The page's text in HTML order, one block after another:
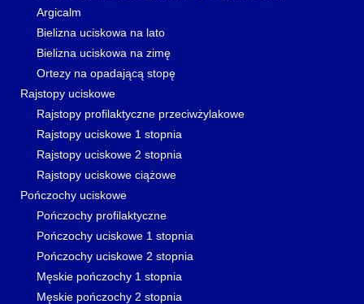
Argicalm
Bielizna uciskowa na lato
Bielizna uciskowa na zimę
Ortezy na opadającą stopę
Rajstopy uciskowe
Rajstopy profilaktyczne przeciwżylakowe
Rajstopy uciskowe 1 stopnia
Rajstopy uciskowe 2 stopnia
Rajstopy uciskowe ciążowe
Pończochy uciskowe
Pończochy profilaktyczne
Pończochy uciskowe 1 stopnia
Pończochy uciskowe 2 stopnia
Męskie pończochy 1 stopnia
Męskie pończochy 2 stopnia